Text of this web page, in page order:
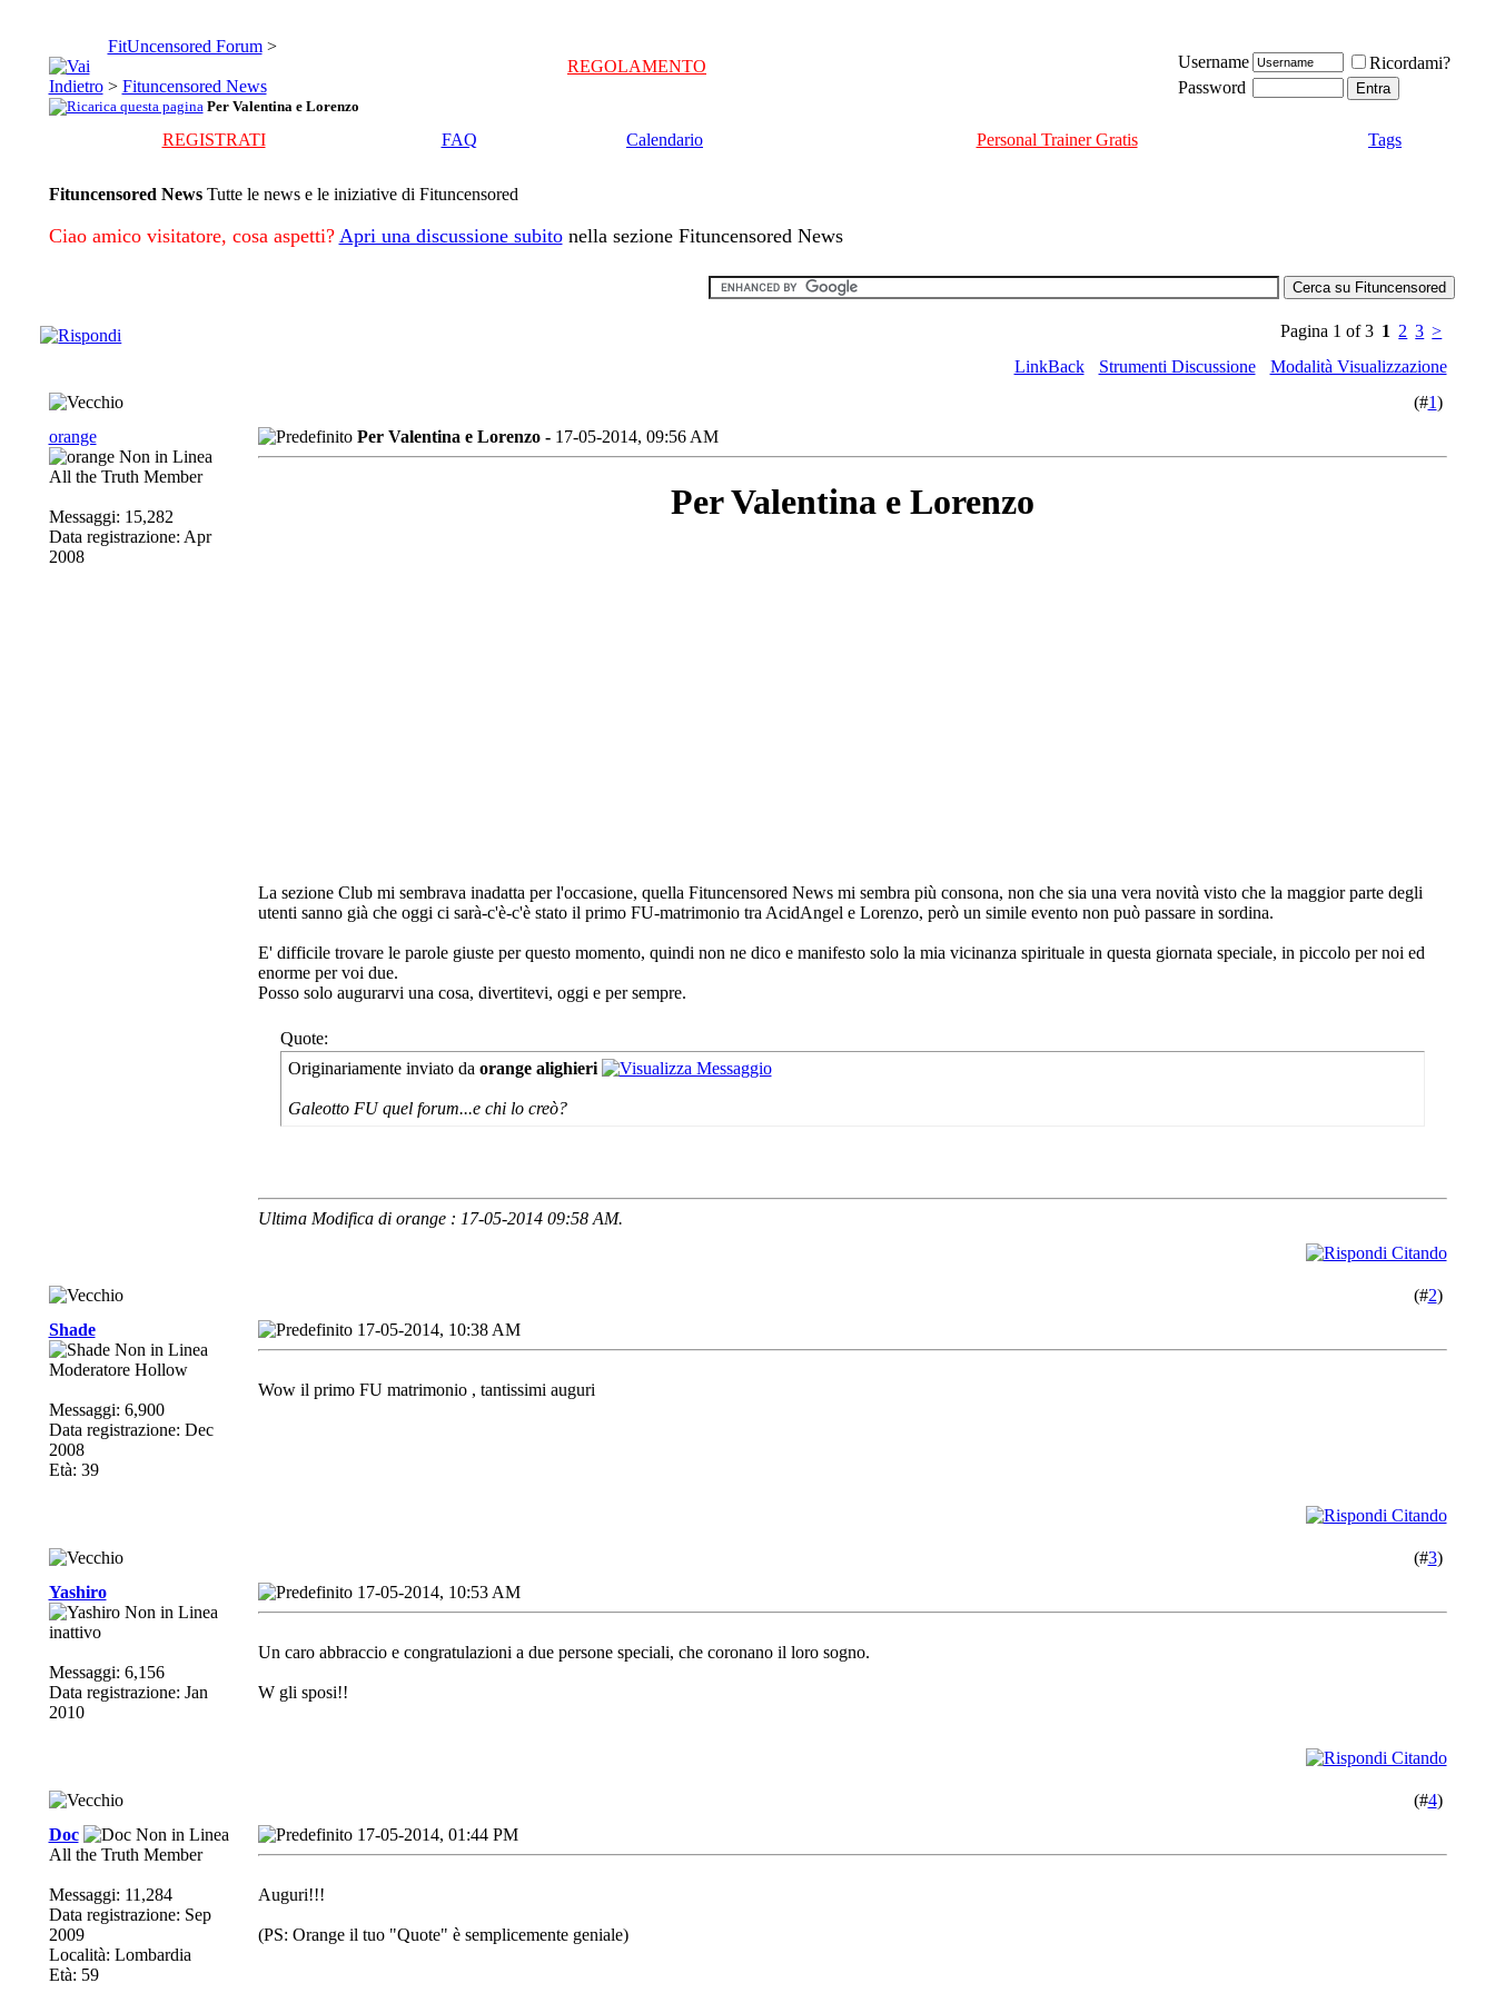
FitUncensored Forum >
REGOLAMENTO
> Fituncensored News
Per Valentina e Lorenzo
Username
Ricordami?
Password
REGISTRATI FAQ Calendario Personal Trainer Gratis Tags
Fituncensored News Tutte le news e le iniziative di Fituncensored
Ciao amico visitatore, cosa aspetti? Apri una discussione subitonella sezione Fituncensored News
Pagina 1 of 3 1 2 3 >
LinkBack
Strumenti Discussione
Modalità Visualizzazione
(#1)
orange
All the Truth Member
Messaggi: 15,282
Data registrazione: Apr
2008
Per Valentina e Lorenzo - 17-05-2014, 09:56 AM
Per Valentina e Lorenzo
La sezione Club mi sembrava inadatta per l'occasione, quella Fituncensored News mi sembra più consona, non che sia una vera novità visto che la maggior parte degli
utenti sanno già che oggi ci sarà-c'è-c'è stato il primo FU-matrimonio tra AcidAngel e Lorenzo, però un simile evento non può passare in sordina.
E' difficile trovare le parole giuste per questo momento, quindi non ne dico e manifesto solo la mia vicinanza spirituale in questa giornata speciale, in piccolo per noi ed
enorme per voi due.
Posso solo augurarvi una cosa, divertitevi, oggi e per sempre.
Quote:
Originariamente inviato da orange alighieri
Galeotto FU quel forum...e chi lo creò?
Ultima Modifica di orange : 17-05-2014 09:58 AM.
(#2)
Shade
Moderatore Hollow
Messaggi: 6,900
Data registrazione: Dec
2008
Età: 39
17-05-2014, 10:38 AM
Wow il primo FU matrimonio , tantissimi auguri
(#3)
Yashiro
inattivo
Messaggi: 6,156
Data registrazione: Jan
2010
17-05-2014, 10:53 AM
Un caro abbraccio e congratulazioni a due persone speciali, che coronano il loro sogno.
W gli sposi!!
(#4)
Doc
All the Truth Member
Messaggi: 11,284
Data registrazione: Sep
2009
Località: Lombardia
Età: 59
17-05-2014, 01:44 PM
Auguri!!!
(PS: Orange il tuo "Quote" è semplicemente geniale)